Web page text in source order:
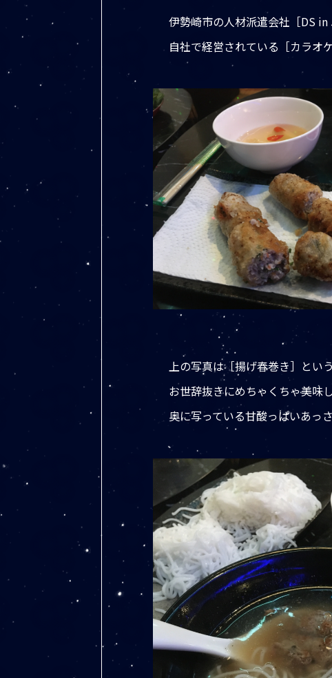
伊勢崎市の人材派遣会社［DS
自社で経営されている［カラオ
上の写真は［揚げ春巻き］とい
お世辞抜きにめちゃくちゃ美味
奥に写っている甘酸っぱいあっ